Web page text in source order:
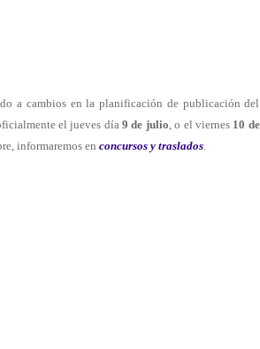
a cambios en la planificación de publicación
el jueves día9 de julio, o el viernes 10
informaremos enconcursos y traslados.